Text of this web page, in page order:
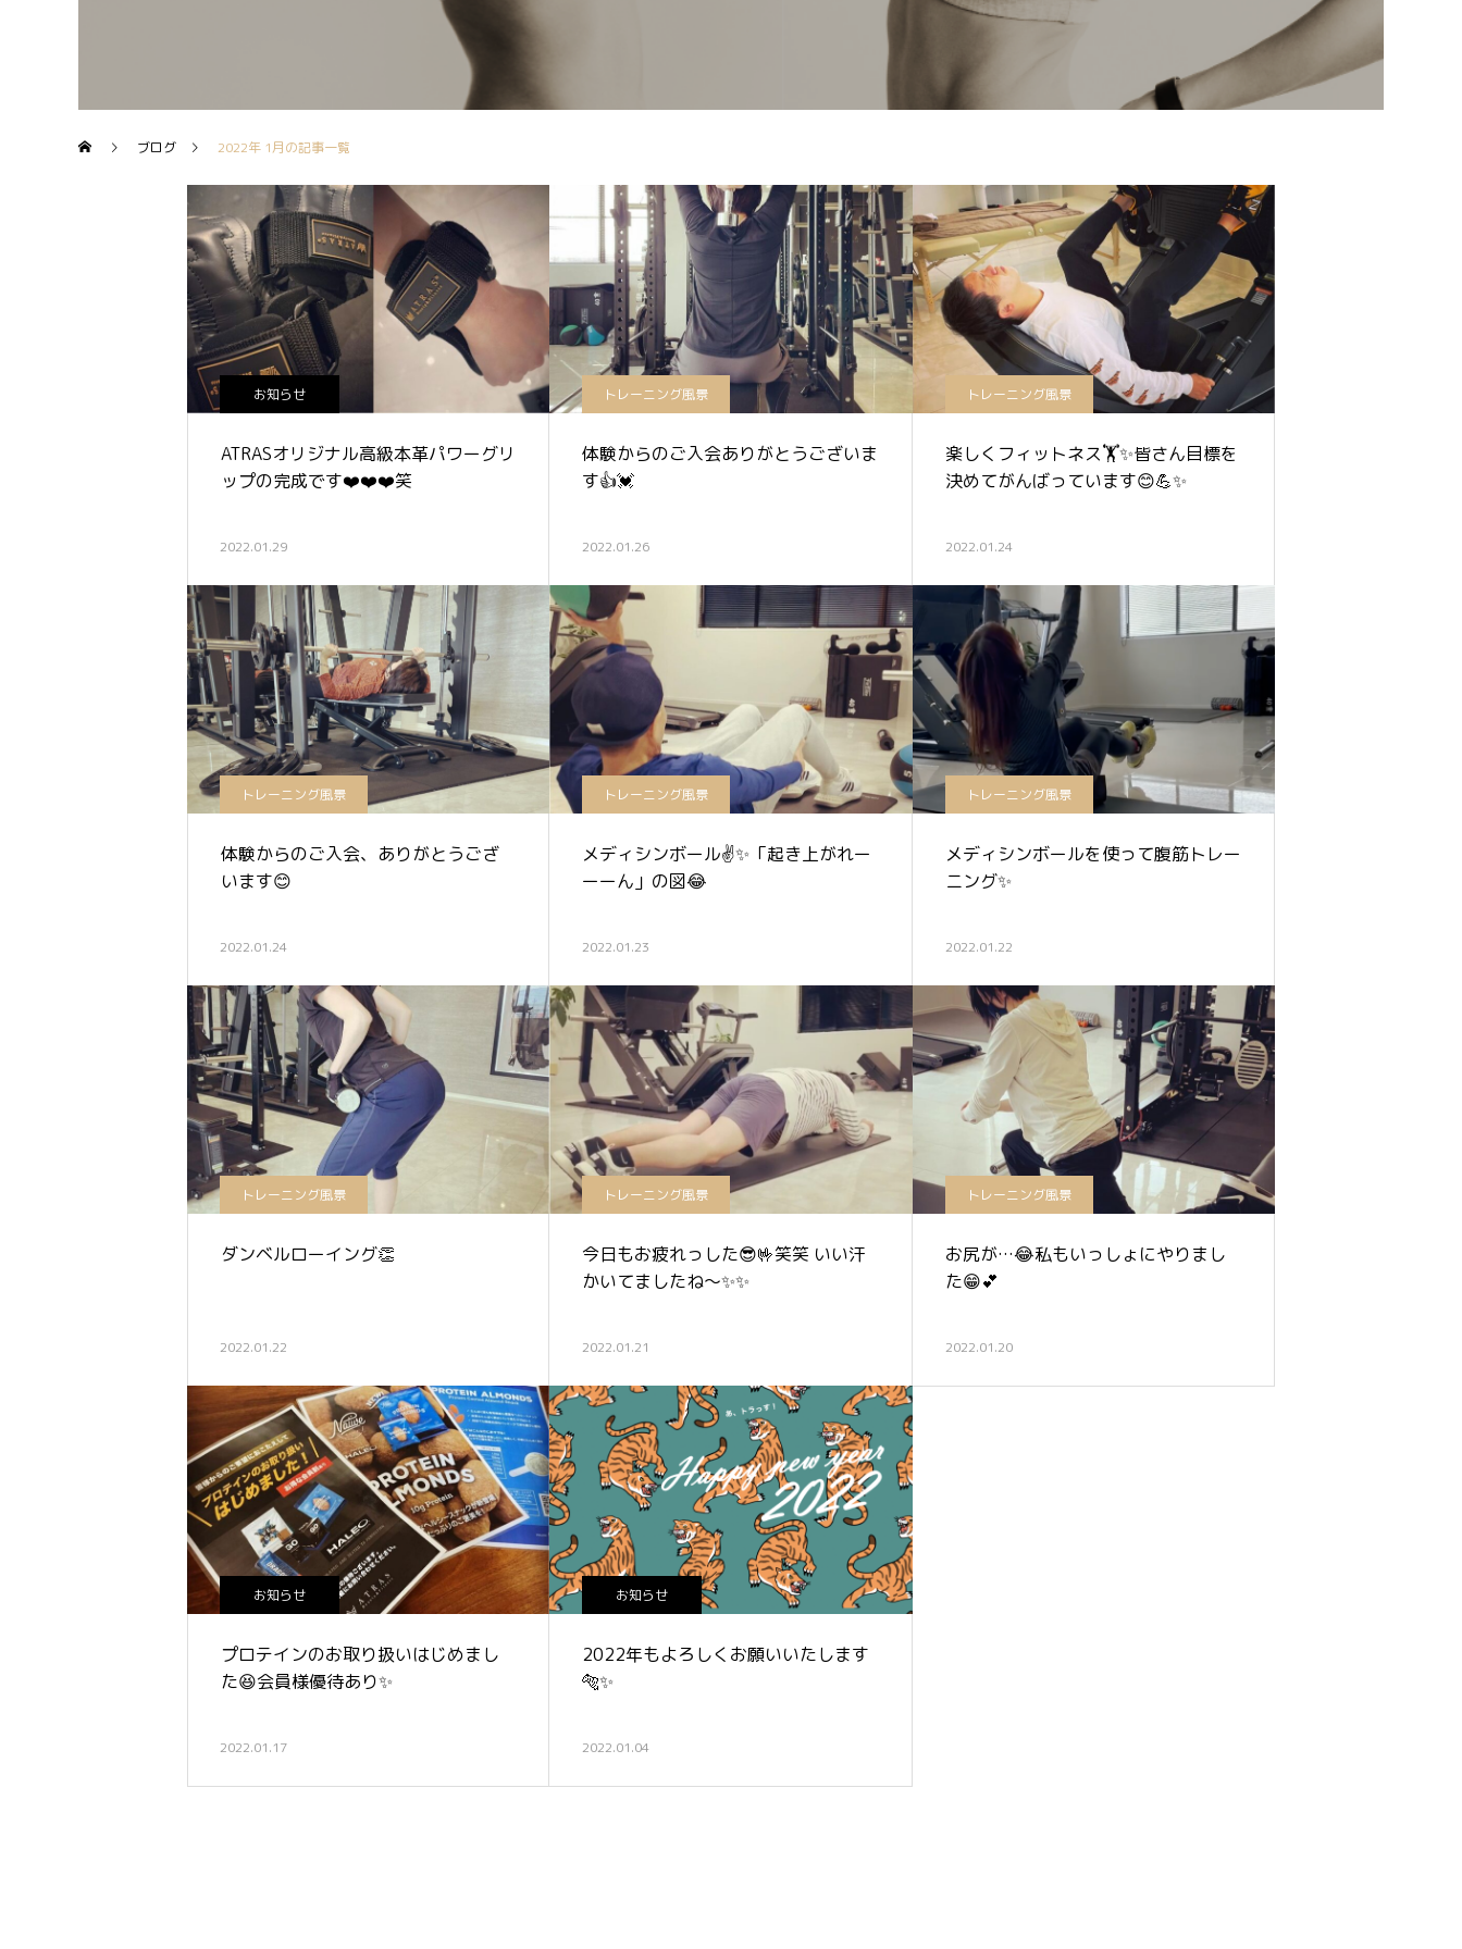
ブログ 2022年 1月の記事一覧
お知らせ
ATRASオリジナル高級本革パワーグリ
ップの完成です❤️❤️❤️笑
2022.01.29
トレーニング風景
体験からのご入会ありがとうございま
す👍💓
2022.01.26
トレーニング風景
楽しくフィットネス🏋️✨皆さん目標を
決めてがんばっています😊💪✨
2022.01.24
トレーニング風景
体験からのご入会、ありがとうござ
います😊
2022.01.24
トレーニング風景
メディシンボール✌️✨「起き上がれー
ーーん」の図😂
2022.01.23
トレーニング風景
メディシンボールを使って腹筋トレー
ニング✨
2022.01.22
トレーニング風景
ダンベルローイング👏
2022.01.22
トレーニング風景
今日もお疲れっした😎🤟笑笑 いい汗
かいてましたね〜✨✨
2022.01.21
トレーニング風景
お尻が…😂私もいっしょにやりまし
た😁💕
2022.01.20
お知らせ
プロテインのお取り扱いはじめまし
た😆会員様優待あり✨
2022.01.17
お知らせ
2022年もよろしくお願いいたします
🐅✨
2022.01.04